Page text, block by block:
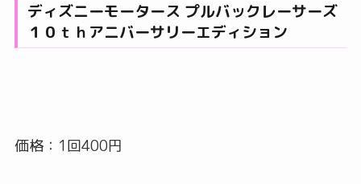
ディズニーモータース プルバックレーサーズ
１０ｔｈアニバーサリーエディション
価格：1回400円